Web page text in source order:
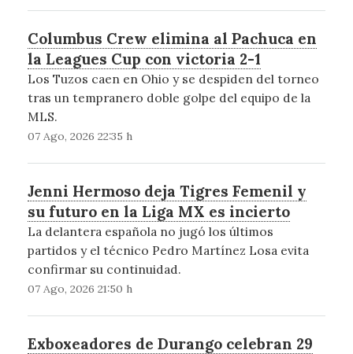
Columbus Crew elimina al Pachuca en
la Leagues Cup con victoria 2-1
Los Tuzos caen en Ohio y se despiden del torneo
tras un tempranero doble golpe del equipo de la
MLS.
07 Ago, 2026 22:35 h
Jenni Hermoso deja Tigres Femenil y
su futuro en la Liga MX es incierto
La delantera española no jugó los últimos
partidos y el técnico Pedro Martínez Losa evita
confirmar su continuidad.
07 Ago, 2026 21:50 h
Exboxeadores de Durango celebran 29